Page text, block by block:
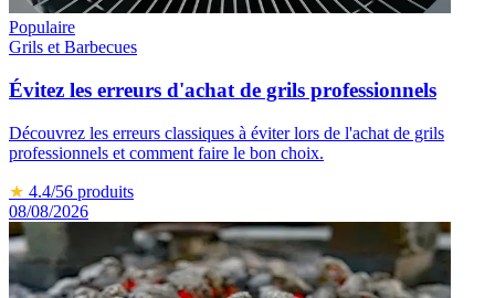
Populaire
Grils et Barbecues
Évitez les erreurs d'achat de grils professionnels
Découvrez les erreurs classiques à éviter lors de l'achat de grils
professionnels et comment faire le bon choix.
★ 4.4/56 produits
08/08/2026